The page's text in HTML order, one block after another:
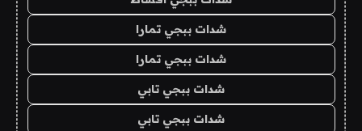
شدات ببجي تمارا
شدات ببجي تمارا
شدات ببجي تابي
شدات ببجي تابي